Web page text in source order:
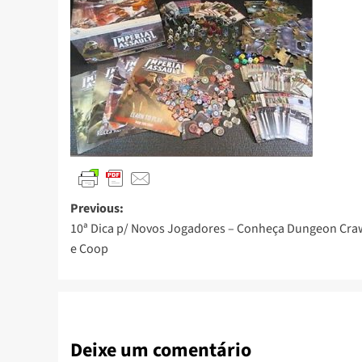
Previous:
10ª Dica p/ Novos Jogadores – Conheça Dungeon
e Coop
Deixe um comentário